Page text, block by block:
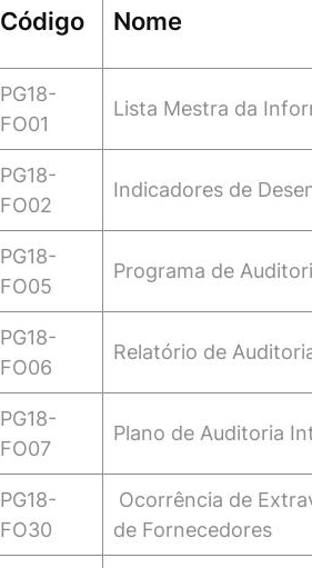
Código Nome
PG18-
FO01
Lista Mestra da
PG18-
FO02
Indicadores de
PG18-
FO05
Programa de
PG18-
FO06
Relatório de
PG18-
FO07
Plano de Auditoria
PG18-
FO30
Ocorrência de
de Fornecedores